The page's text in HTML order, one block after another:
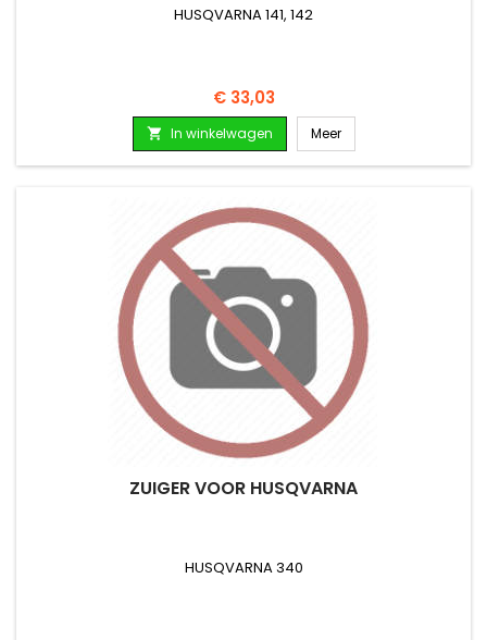
HUSQVARNA 141, 142
Prijs
€ 33,03
 In winkelwagen Meer
ZUIGER VOOR HUSQVARNA
HUSQVARNA 340